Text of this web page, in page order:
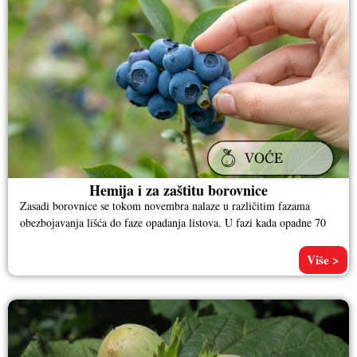
Hemija i za zaštitu borovnice
Zasadi borovnice se tokom novembra nalaze u različitim fazama
obezbojavanja lišća do faze opadanja listova. U fazi kada opadne 70
Više >